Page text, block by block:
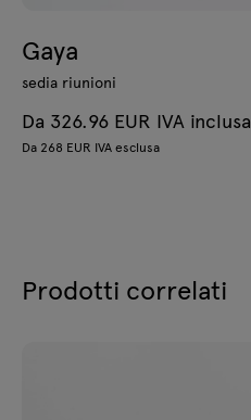
Gaya
sedia riunioni
Da 326.96 EUR IVA inclusa
Da 268 EUR IVA esclusa
Prodotti correlati